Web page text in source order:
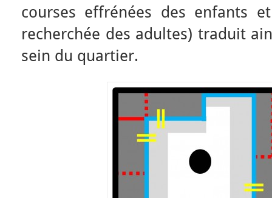
courses effrénées des enfants
recherchée des adultes) traduit
sein du quartier.